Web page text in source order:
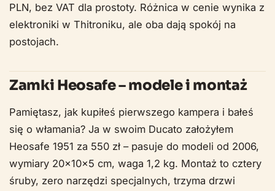
PLN, bez VAT dla prostoty. Różnica w cenie wynika z
elektroniki w Thitroniku, ale oba dają spokój na
postojach.
Zamki Heosafe – modele i montaż
Pamiętasz, jak kupiłeś pierwszego kampera i bałeś
się o włamania? Ja w swoim Ducato założyłem
Heosafe 1951 za 550 zł – pasuje do modeli od 2006,
wymiary 20x10x5 cm, waga 1,2 kg. Montaż to cztery
śruby, zero narzędzi specjalnych, trzyma drzwi